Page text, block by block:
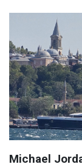
Michael